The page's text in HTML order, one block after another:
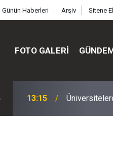
Günün Haberleri Arşiv Sitene
FOTO GALERI
13:00 MEB’de üst